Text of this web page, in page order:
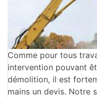
Comme pour tous
intervention pouvant
démolition, il est
mains un devis. Notre